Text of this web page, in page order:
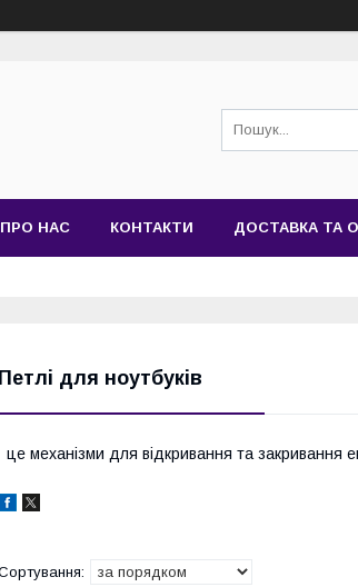
ПРО НАС КОНТАКТИ ДОСТАВКА ТА
Петлі для ноутбуків
це механізми для відкривання та закривання